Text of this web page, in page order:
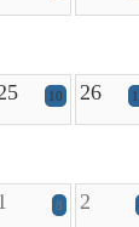
10 26
8 2